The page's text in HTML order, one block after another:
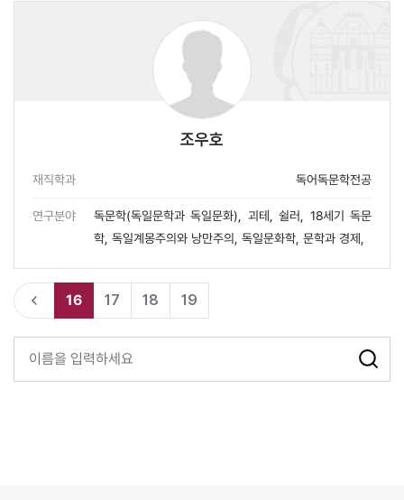
조우호
재직학과 독어독문학전공
연구분야
독문학(독일문학과 독일문화), 괴테, 쉴러, 18세기 독문
학, 독일계몽주의와 낭만주의, 독일문화학, 문학과 경제,
navigate_before 16 17 18 19